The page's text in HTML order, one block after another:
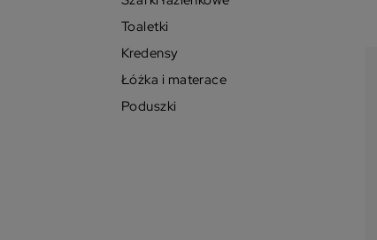
Toaletki
Kredensy
Łóżka i materace
Poduszki